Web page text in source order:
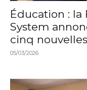
Éducation :
System
cinq
05/03/2026